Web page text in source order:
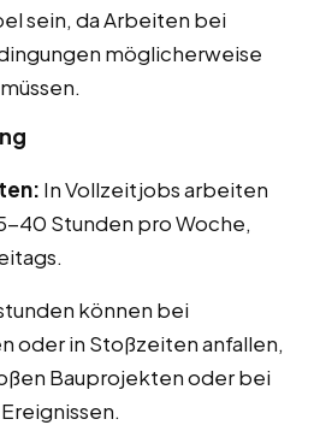
sein, da Arbeiten bei
möglicherweise
In Vollzeitjobs arbeiten
40 Stunden pro Woche,
können bei
oder in Stoßzeiten anfallen,
Bauprojekten oder bei